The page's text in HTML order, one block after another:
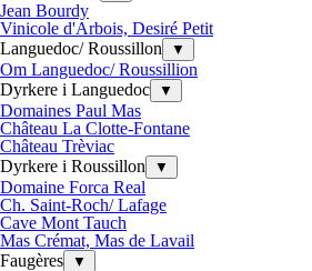
Jean Bourdy
Vinicole d'Arbois, Desiré Petit
Languedoc/ Roussillon
▼
Om Languedoc/ Roussillion
Dyrkere i Languedoc
▼
Domaines Paul Mas
Château La Clotte-Fontane
Château Trèviac
Dyrkere i Roussillon
▼
Domaine Forca Real
Ch. Saint-Roch/ Lafage
Cave Mont Tauch
Mas Crémat, Mas de Lavail
Faugères
▼